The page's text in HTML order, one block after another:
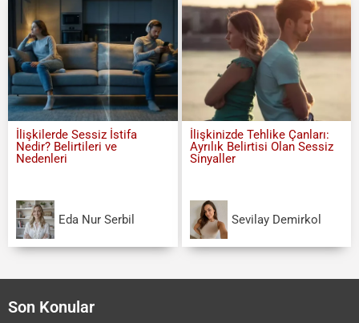
İlişkilerde Sessiz İstifa
Nedir? Belirtileri ve
Nedenleri
Eda Nur Serbil
İlişkinizde Tehlike Çanları:
Ayrılık Belirtisi Olan Sessiz
Sinyaller
Sevilay Demirkol
Son Konular